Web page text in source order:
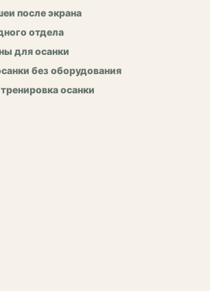
после экрана
отдела
для осанки
без оборудования
осанки